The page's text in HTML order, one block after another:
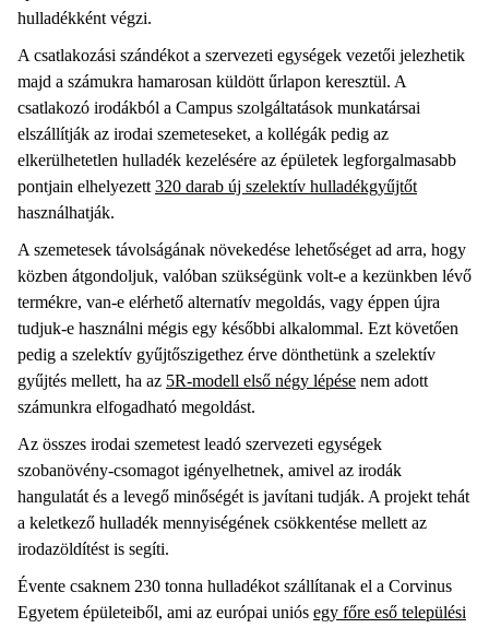
hulladékként végzi.
A csatlakozási szándékot a szervezeti egységek vezetői jelezhetik
majd a számukra hamarosan küldött űrlapon keresztül. A
csatlakozó irodákból a Campus szolgáltatások munkatársai
elszállítják az irodai szemeteseket, a kollégák pedig az
elkerülhetetlen hulladék kezelésére az épületek legforgalmasabb
pontjain elhelyezett320 darab új szelektív hulladékgyűjtőt
használhatják.
A szemetesek távolságának növekedése lehetőséget ad arra, hogy
közben átgondoljuk, valóban szükségünk volt-e a kezünkben lévő
termékre, van-e elérhető alternatív megoldás, vagy éppen újra
tudjuk-e használni mégis egy későbbi alkalommal. Ezt követően
pedig a szelektív gyűjtőszigethez érve dönthetünk a szelektív
gyűjtés mellett, ha az 5R-modell első négy lépése nem adott
számunkra elfogadható megoldást.
Az összes irodai szemetest leadó szervezeti egységek
szobanövény-csomagot igényelhetnek, amivel az irodák
hangulatát és a levegő minőségét is javítani tudják. A projekt tehát
a keletkező hulladék mennyiségének csökkentése mellett az
irodazöldítést is segíti.
Évente csaknem 230 tonna hulladékot szállítanak el a Corvinus
Egyetem épületeiből, ami az európai uniós egy főre eső települési